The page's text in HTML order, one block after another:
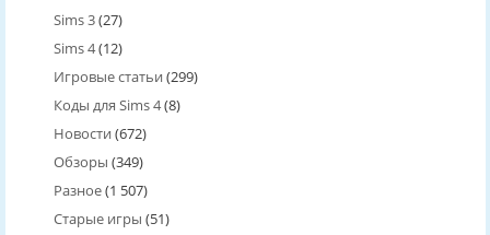
Sims 3(27)
Sims 4(12)
Игровые статьи (299)
Коды для Sims 4(8)
Новости (672)
Обзоры (349)
Разное(1 507)
Старые игры (51)